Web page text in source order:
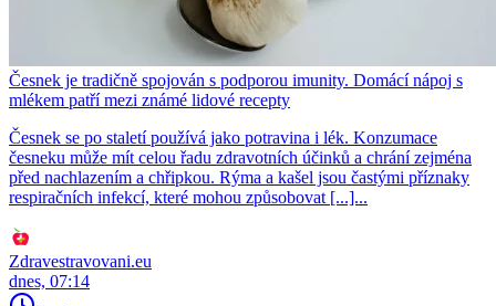
Česnek je tradičně spojován s podporou imunity. Domácí nápoj s
mlékem patří mezi známé lidové recepty
Česnek se po staletí používá jako potravina i lék. Konzumace
česneku může mít celou řadu zdravotních účinků a chrání zejména
před nachlazením a chřipkou. Rýma a kašel jsou častými příznaky
respiračních infekcí, které mohou způsobovat [...]...
Zdravestravovani.eu
dnes, 07:14